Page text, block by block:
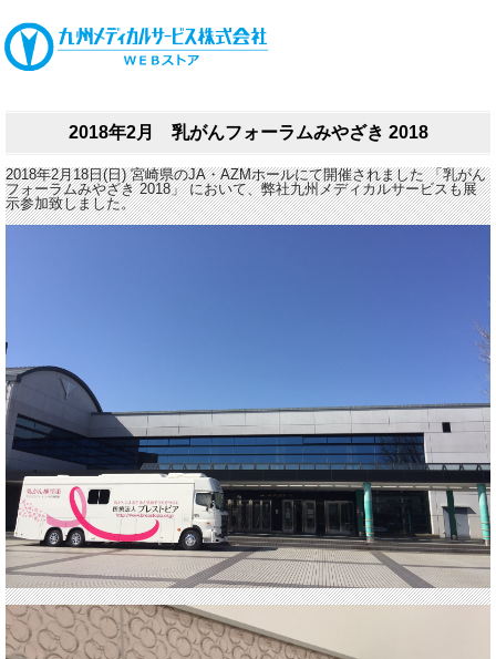
2018年2月 乳がんフォーラムみやざき 2018
2018年2月18日(日) 宮崎県のJA・AZMホールにて開催されました 「乳がん
フォーラムみやざき 2018」 において、弊社九州メディカルサービスも展
示参加致しました。